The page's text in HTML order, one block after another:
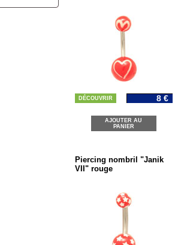
DÉCOUVRIR 8 €
AJOUTER AU
PANIER
Piercing nombril "Janik
VII" rouge